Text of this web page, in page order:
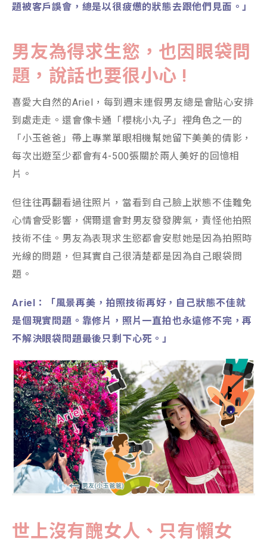
題被客戶誤會，總是以很疲憊的狀態去跟他們見面。」
男友為得求生慾，也因眼袋問
題，說話也要很小心 !
喜愛大自然的Ariel，每到週末連假男友總是會貼心安排
到處走走。還會像卡通「櫻桃小丸子」裡角色之一的
「小玉爸爸」帶上專業單眼相機幫她留下美美的倩影，
每次出遊至少都會有4-500張關於兩人美好的回憶相
片。
但往往再翻看過往照片，當看到自己臉上狀態不佳難免
心情會受影響，偶爾還會對男友發發脾氣，責怪他拍照
技術不佳。男友為表現求生慾都會安慰她是因為拍照時
光線的問題，但其實自己很清楚都是因為自己眼袋問
題。
Ariel：「風景再美，拍照技術再好，自己狀態不佳就
是個現實問題。靠修片，照片一直拍也永遠修不完，再
不解決眼袋問題最後只剩下心死。」
世上沒有醜女人、只有懶女